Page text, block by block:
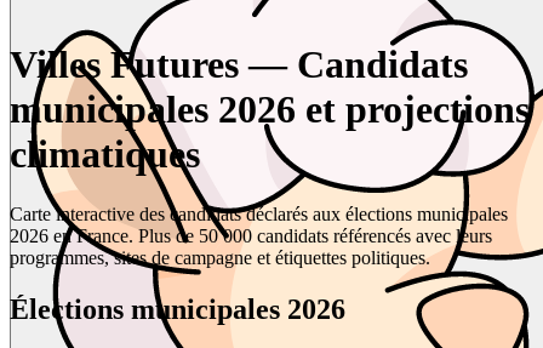
Villes Futures — Candidats
municipales 2026 et projections
climatiques
Carte interactive des candidats déclarés aux élections municipales
2026 en France. Plus de 50 000 candidats référencés avec leurs
programmes, sites de campagne et étiquettes politiques.
Élections municipales 2026